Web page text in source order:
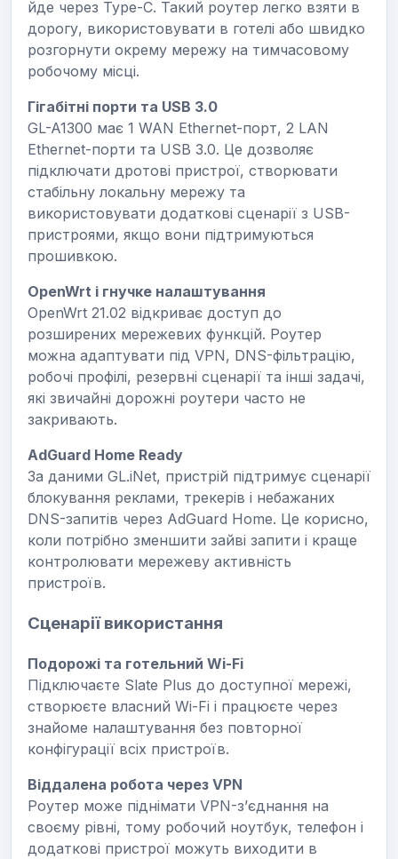
йде через Type-C. Такий роутер легко взяти в
дорогу, використовувати в готелі або швидко
розгорнути окрему мережу на тимчасовому
робочому місці.
Гігабітні порти та USB 3.0
GL-A1300 має 1 WAN Ethernet-порт, 2 LAN
Ethernet-порти та USB 3.0. Це дозволяє
підключати дротові пристрої, створювати
стабільну локальну мережу та
використовувати додаткові сценарії з USB-
пристроями, якщо вони підтримуються
прошивкою.
OpenWrt і гнучке налаштування
OpenWrt 21.02 відкриває доступ до
розширених мережевих функцій. Роутер
можна адаптувати під VPN, DNS-фільтрацію,
робочі профілі, резервні сценарії та інші задачі,
які звичайні дорожні роутери часто не
закривають.
AdGuard Home Ready
За даними GL.iNet, пристрій підтримує сценарії
блокування реклами, трекерів і небажаних
DNS-запитів через AdGuard Home. Це корисно,
коли потрібно зменшити зайві запити і краще
контролювати мережеву активність
пристроїв.
Сценарії використання
Подорожі та готельний Wi-Fi
Підключаєте Slate Plus до доступної мережі,
створюєте власний Wi-Fi і працюєте через
знайоме налаштування без повторної
конфігурації всіх пристроїв.
Віддалена робота через VPN
Роутер може піднімати VPN-з’єднання на
своєму рівні, тому робочий ноутбук, телефон і
додаткові пристрої можуть виходити в